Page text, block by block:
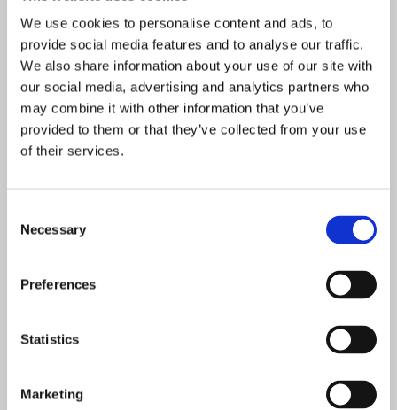
We use cookies to personalise content and ads, to
provide social media features and to analyse our traffic.
We also share information about your use of our site with
our social media, advertising and analytics partners who
may combine it with other information that you’ve
provided to them or that they’ve collected from your use
of their services.
Selection
Necessary
Preferences
Statistics
Marketing
elektroodpadów?
Prowadzenie ewidencji
elektroodpadów oraz ewidencji odpadów w systemie
BDO to obowiązek, który dotyczy wielu
przedsiębiorców – nie tylko firm zajmujących się
gospodarką odpadami. W praktyce ze zużytym
sprzętem elektrycznym i elektronicznym...
czytaj wiecej ➔